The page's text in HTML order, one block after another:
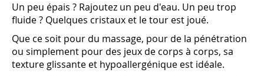
Un peu épais ? Rajoutez un peu d'eau. Un peu trop
fluide ? Quelques cristaux et le tour est joué.
Que ce soit pour du massage, pour de la pénétration
ou simplement pour des jeux de corps à corps, sa
texture glissante et hypoallergénique est idéale.